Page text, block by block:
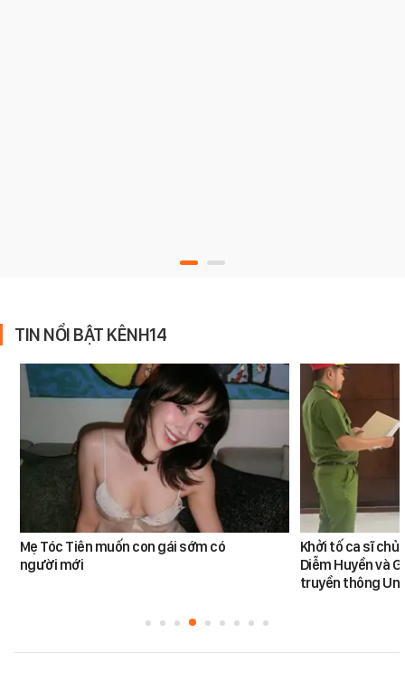
TIN NỔI BẬT KÊNH14
Mẹ Tóc Tiên muốn con gái sớm có
người mới
Khởi tố ca sĩ chủ
Diễm Huyền và
truyền thông